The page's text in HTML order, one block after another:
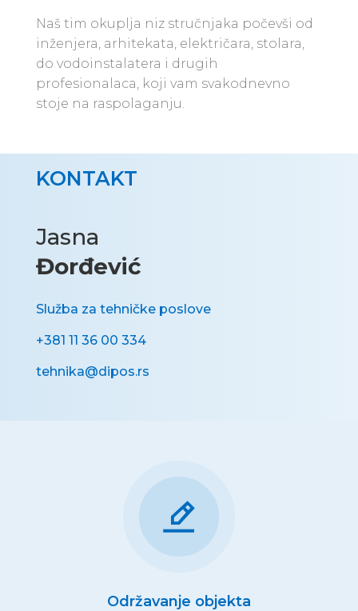
Naš tim okuplja niz stručnjaka počevši od
inženjera, arhitekata, električara, stolara,
do vodoinstalatera i drugih
profesionalaca, koji vam svakodnevno
stoje na raspolaganju.
KONTAKT
Jasna
Đorđević
Služba za tehničke poslove
+381 11 36 00 334
tehnika@dipos.rs
Održavanje objekta